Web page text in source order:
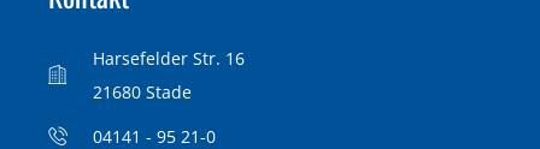
Harsefelder Str. 16
21680 Stade
04141 - 95 21-0